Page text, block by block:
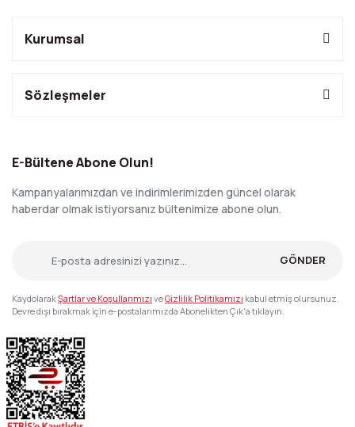
Kurumsal
Sözleşmeler
E-Bültene Abone Olun!
Kampanyalarımızdan ve indirimlerimizden güncel olarak
haberdar olmak istiyorsanız bültenimize abone olun.
GÖNDER
KaydolarakŞartlar ve Koşullarımızı veGizlilik Politikamızı kabul etmiş olursunuz.
Devre dışı bırakmak için e-postalarımızda Abonelikten Çık'a tıklayın.